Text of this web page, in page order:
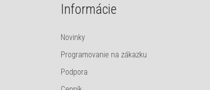
Informácie
Novinky
Programovanie na zákazku
Podpora